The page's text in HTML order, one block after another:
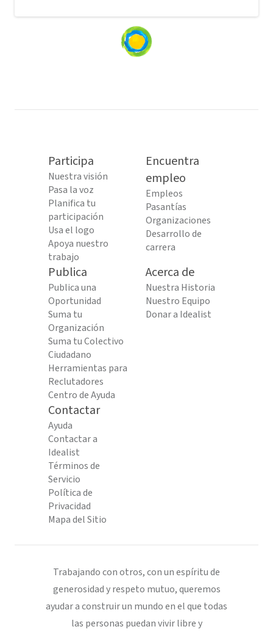
Loading
Participa
Nuestra visión
Pasa la voz
Planifica tu
participación
Usa el logo
Apoya nuestro
trabajo
Encuentra
empleo
Empleos
Pasantías
Organizaciones
Desarrollo de
carrera
Publica
Publica una
Oportunidad
Suma tu
Organización
Suma tu Colectivo
Ciudadano
Herramientas para
Reclutadores
Centro de Ayuda
Acerca de
Nuestra Historia
Nuestro Equipo
Donar a Idealist
Contactar
Ayuda
Contactar a
Idealist
Términos de
Servicio
Política de
Privacidad
Mapa del Sitio
Trabajando con otros, con un espíritu de
generosidad y respeto mutuo, queremos
ayudar a construir un mundo en el que todas
las personas puedan vivir libre y